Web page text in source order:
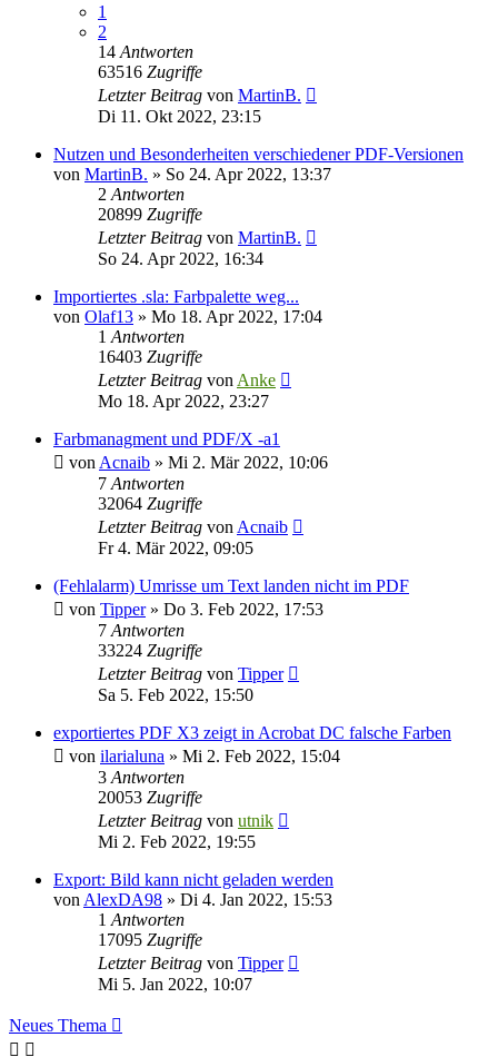
1
2
14 Antworten
63516 Zugriffe
Letzter Beitrag von MartinB.
Di 11. Okt 2022, 23:15
Nutzen und Besonderheiten verschiedener PDF-Versionen
von MartinB. » So 24. Apr 2022, 13:37
2 Antworten
20899 Zugriffe
Letzter Beitrag von MartinB.
So 24. Apr 2022, 16:34
Importiertes .sla: Farbpalette weg...
von Olaf13 » Mo 18. Apr 2022, 17:04
1 Antworten
16403 Zugriffe
Letzter Beitrag von Anke
Mo 18. Apr 2022, 23:27
Farbmanagment und PDF/X -a1
von Acnaib » Mi 2. Mär 2022, 10:06
7 Antworten
32064 Zugriffe
Letzter Beitrag von Acnaib
Fr 4. Mär 2022, 09:05
(Fehlalarm) Umrisse um Text landen nicht im PDF
von Tipper» Do 3. Feb 2022, 17:53
7 Antworten
33224 Zugriffe
Letzter Beitrag von Tipper
Sa 5. Feb 2022, 15:50
exportiertes PDF X3 zeigt in Acrobat DC falsche Farben
von ilarialuna » Mi 2. Feb 2022, 15:04
3 Antworten
20053 Zugriffe
Letzter Beitrag von utnik
Mi 2. Feb 2022, 19:55
Export: Bild kann nicht geladen werden
von AlexDA98 » Di 4. Jan 2022, 15:53
1 Antworten
17095 Zugriffe
Letzter Beitrag von Tipper
Mi 5. Jan 2022, 10:07
Neues Thema